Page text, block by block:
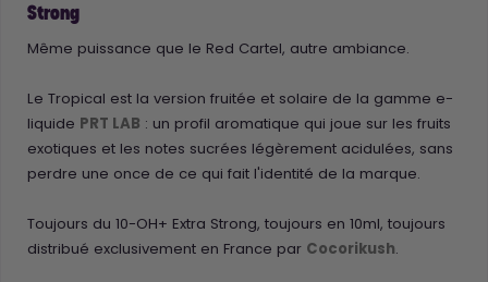
Strong
Même puissance que le Red Cartel, autre ambiance.
Le Tropical est la version fruitée et solaire de la gamme e-
liquide PRT LAB : un profil aromatique qui joue sur les fruits
exotiques et les notes sucrées légèrement acidulées, sans
perdre une once de ce qui fait l'identité de la marque.
Toujours du 10-OH+ Extra Strong, toujours en 10ml, toujours
distribué exclusivement en France par Cocorikush.